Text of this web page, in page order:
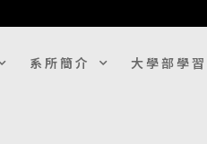
系所簡介 大學部學習